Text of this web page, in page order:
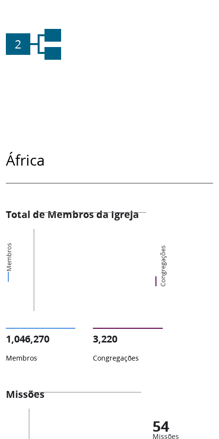
2
África
Total de Membros da Igreja
Membros Congregações
1,046,270
Membros
3,220
Congregações
Missões
54
Missões